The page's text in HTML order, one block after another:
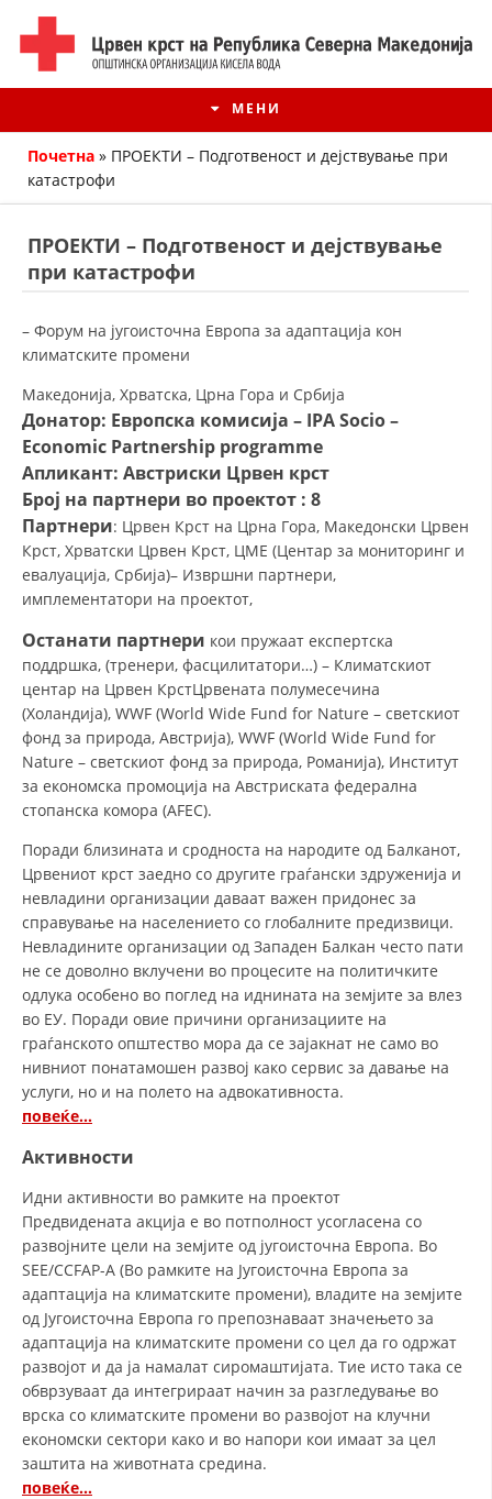
МЕНИ
ИСТОРИЈАТ НА ЦКРМ
ИСТОРИЈАТ НА ДВИЖЕЊЕТО
СТРУКТУРА НА ОРГАНИЗАЦИЈАТА
КОНТАКТ ИНФОРМАЦИИ
ЧЛЕНСТВО ВО ПРОФЕСИОНАЛНИ ТЕЛА
ЗАКОН ЗА ЦКРМ
СТАТУТ НА ЦКРМ
ОРГАНИЗАЦИЈА И РАЗВОЈ
СОБРАНИЕ
СТРУКТУРА И ОРГАНИЗАЦИОНА ПОСТАВЕНОСТ
ДИСЕМИНАЦИЈА
MЕЃУНАРОДНО ХУМАНИТАРНО ПРАВО
ПРОМОЦИЈА НА ХУМАНИ ВРЕДНОСТИ
КАКО ДА ДОНИРАТЕ
ПОДГОТВЕНОСТ И ДЕЈСТВО ПРИ КАТАСТРОФИ
ТИМОВИ НА ООЦК
СПАСИТЕЛНА СТАНИЦА ВОДНО
ОДНОСИ СО ЈАВНОСТ
ИСТРАЖУВАЊЕ НА ЈАВНО МИСЛЕЊЕ
Почетна » ПРОЕКТИ – Подготвеност и дејствување при
катастрофи
ПРОЕКТИ – Подготвеност и дејствување
при катастрофи
– Форум на југоисточна Европа за адаптација кон
климатските промени
Македонија, Хрватска, Црна Гора и Србија
Донатор: Европска комисија – IPA Socio –
Economic Partnership programme
Апликант: Австриски Црвен крст
Број на партнери во проектот : 8
Партнери: Црвен Крст на Црна Гора, Македонски Црвен
Крст, Хрватски Црвен Крст, ЦМЕ (Центар за мониторинг и
евалуација, Србија)– Извршни партнери,
имплементатори на проектот,
Останати партнери кои пружаат експертска
поддршка, (тренери, фасцилитатори…) – Климатскиот
центар на Црвен КрстЦрвената полумесечина
(Холандија), WWF (World Wide Fund for Nature – светскиот
фонд за природа, Австрија), WWF (World Wide Fund for
Nature – светскиот фонд за природа, Романија), Институт
за економска промоција на Австриската федерална
стопанска комора (AFEC).
Поради близината и сродноста на народите од Балканот,
Црвениот крст заедно со другите граѓански здруженија и
невладини организации даваат важен придонес за
справување на населението со глобалните предизвици.
Невладините организации од Западен Балкан често пати
не се доволно вклучени во процесите на политичките
одлука особено во поглед на иднината на земјите за влез
во ЕУ. Поради овие причини организациите на
граѓанското општество мора да се зајакнат не само во
нивниот понатамошен развој како сервис за давање на
услуги, но и на полето на адвокативноста.
повеќе…
Активности
Идни активности во рамките на проектот
Предвидената акција е во потполност усогласена со
развојните цели на земјите од југоисточна Европа. Во
SEE/CCFAP-A (Во рамките на Југоисточна Европа за
адаптација на климатските промени), владите на земјите
од Југоисточна Европа го препознаваат значењето за
адаптација на климатските промени со цел да го одржат
развојот и да ја намалат сиромаштијата. Тие исто така се
обврзуваат да интегрираат начин за разгледување во
врска со климатските промени во развојот на клучни
економски сектори како и во напори кои имаат за цел
заштита на животната средина.
повеќе…